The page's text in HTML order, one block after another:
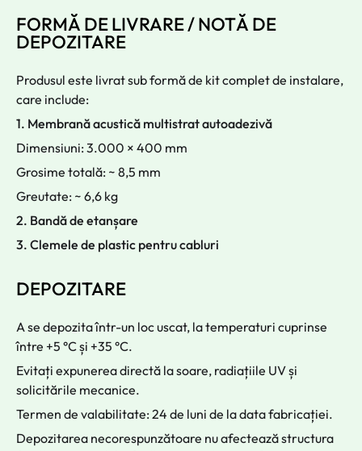
FORMĂ DE LIVRARE / NOTĂ DE
DEPOZITARE
Produsul este livrat sub formă de kit complet de instalare,
care include:
1. Membrană acustică multistrat autoadezivă
Dimensiuni: 3.000 × 400 mm
Grosime totală: ~ 8,5 mm
Greutate: ~ 6,6 kg
2. Bandă de etanșare
3. Clemele de plastic pentru cabluri
DEPOZITARE
A se depozita într-un loc uscat, la temperaturi cuprinse
între +5 °C și +35 °C.
Evitați expunerea directă la soare, radiațiile UV și
solicitările mecanice.
Termen de valabilitate: 24 de luni de la data fabricației.
Depozitarea necorespunzătoare nu afectează structura